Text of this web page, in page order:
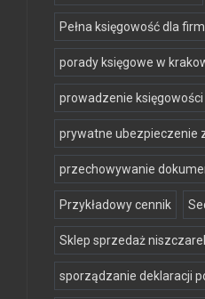
Pełna księgowość dla
porady księgowe w
prowadzenie księgowości
prywatne ubezpieczenie
przechowywanie
Przykładowy cennik
Sklep sprzedaż
sporządzanie deklaracji